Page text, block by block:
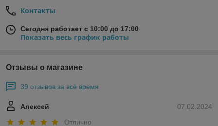
Контакты
Сегодня работает с 10:00 до 17:00
Показать весь график работы
Отзывы о магазине
39 отзывов за всё время
07.02.2024
Алексей
Отлично